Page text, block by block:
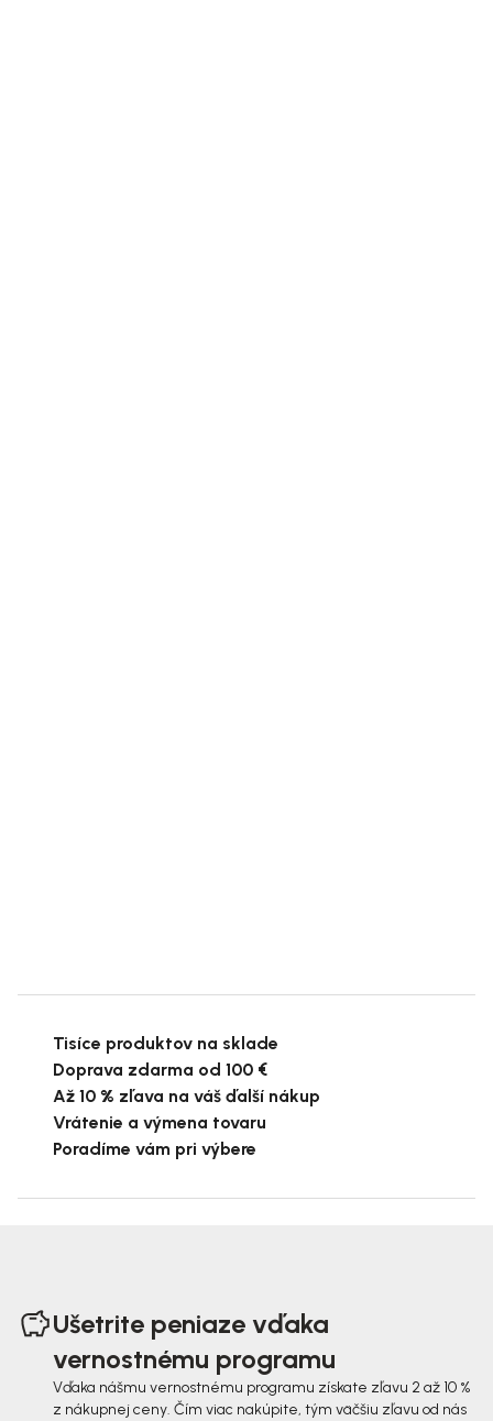
Tisíce produktov na sklade
Doprava zdarma od 100 €
Až 10 % zľava na váš ďalší nákup
Vrátenie a výmena tovaru
Poradíme vám pri výbere
Ušetrite peniaze vďaka
vernostnému programu
Vďaka nášmu vernostnému programu získate zľavu 2 až 10 %
z nákupnej ceny. Čím viac nakúpite, tým väčšiu zľavu od nás